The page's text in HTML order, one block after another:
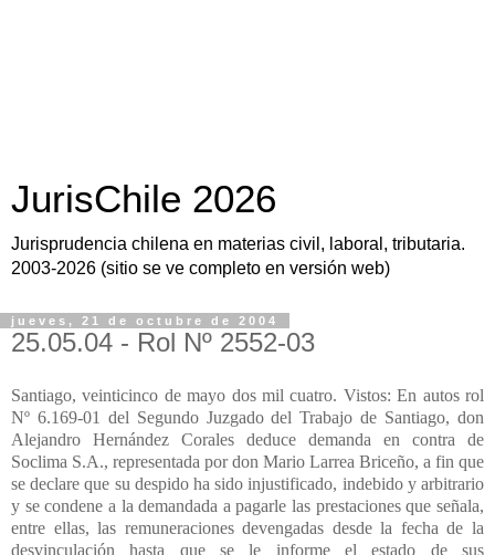
JurisChile 2026
Jurisprudencia chilena en materias civil, laboral, tributaria.
2003-2026 (sitio se ve completo en versión web)
jueves, 21 de octubre de 2004
25.05.04 - Rol Nº 2552-03
Santiago, veinticinco de mayo dos mil cuatro. Vistos: En autos rol
Nº 6.169-01 del Segundo Juzgado del Trabajo de Santiago, don
Alejandro Hernández Corales deduce demanda en contra de
Soclima S.A., representada por don Mario Larrea Briceño, a fin que
se declare que su despido ha sido injustificado, indebido y arbitrario
y se condene a la demandada a pagarle las prestaciones que señala,
entre ellas, las remuneraciones devengadas desde la fecha de la
desvinculación hasta que se le informe el estado de sus